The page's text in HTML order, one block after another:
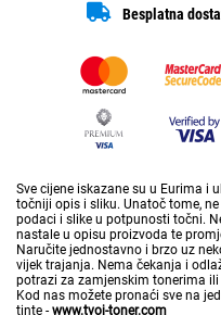
Besplatna
Sve cijene iskazane su u Eurima i
točniji opis i sliku. Unatoč tome,
podaci i slike u potpunosti točni.
nastale u opisu proizvoda te
Naručite jednostavno i brzo uz
vijek trajanja. Nema čekanja i
potrazi za zamjenskim tonerima
Kod nas možete pronaći sve na
tinte - www.tvoj-toner.com